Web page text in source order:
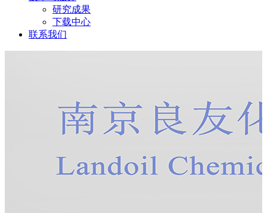
研究成果
下载中心
联系我们